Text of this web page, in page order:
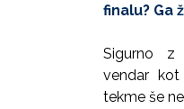
finalu? Ga
Sigurno z
vendar
tekme še